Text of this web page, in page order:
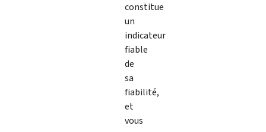
constitue
un
indicateur
fiable
de
sa
fiabilité,
et
vous